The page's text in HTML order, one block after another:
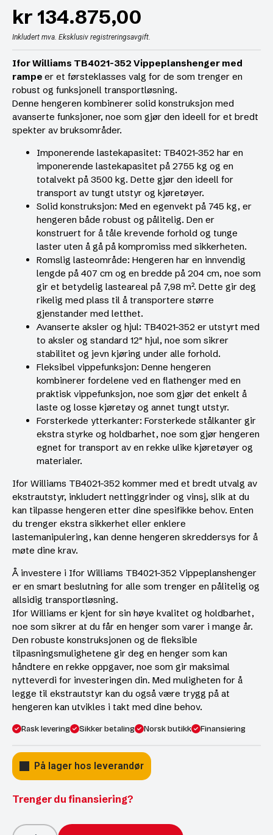
kr 134.875,00
Inkludert mva. Eksklusiv registreringsavgift.
Ifor Williams TB4021-352 Vippeplanshenger med
rampe er et førsteklasses valg for de som trenger en
robust og funksjonell transportløsning.
Denne hengeren kombinerer solid konstruksjon med
avanserte funksjoner, noe som gjør den ideell for et bredt
spekter av bruksområder.
Imponerende lastekapasitet: TB4021-352 har en
imponerende lastekapasitet på 2755 kg og en
totalvekt på 3500 kg. Dette gjør den ideell for
transport av tungt utstyr og kjøretøyer.
Solid konstruksjon: Med en egenvekt på 745 kg, er
hengeren både robust og pålitelig. Den er
konstruert for å tåle krevende forhold og tunge
laster uten å gå på kompromiss med sikkerheten.
Romslig lasteområde: Hengeren har en innvendig
lengde på 407 cm og en bredde på 204 cm, noe som
gir et betydelig lasteareal på 7,98 m². Dette gir deg
rikelig med plass til å transportere større
gjenstander med letthet.
Avanserte aksler og hjul: TB4021-352 er utstyrt med
to aksler og standard 12″ hjul, noe som sikrer
stabilitet og jevn kjøring under alle forhold.
Fleksibel vippefunksjon: Denne hengeren
kombinerer fordelene ved en flathenger med en
praktisk vippefunksjon, noe som gjør det enkelt å
laste og losse kjøretøy og annet tungt utstyr.
Forsterkede ytterkanter: Forsterkede stålkanter gir
ekstra styrke og holdbarhet, noe som gjør hengeren
egnet for transport av en rekke ulike kjøretøyer og
materialer.
Ifor Williams TB4021-352 kommer med et bredt utvalg av
ekstrautstyr, inkludert nettinggrinder og vinsj, slik at du
kan tilpasse hengeren etter dine spesifikke behov. Enten
du trenger ekstra sikkerhet eller enklere
lastemanipulering, kan denne hengeren skreddersys for å
møte dine krav.
Å investere i Ifor Williams TB4021-352 Vippeplanshenger
er en smart beslutning for alle som trenger en pålitelig og
allsidig transportløsning.
Ifor Williams er kjent for sin høye kvalitet og holdbarhet,
noe som sikrer at du får en henger som varer i mange år.
Den robuste konstruksjonen og de fleksible
tilpasningsmulighetene gir deg en henger som kan
håndtere en rekke oppgaver, noe som gir maksimal
nytteverdi for investeringen din. Med muligheten for å
legge til ekstrautstyr kan du også være trygg på at
hengeren kan utvikles i takt med dine behov.
Rask levering Sikker betaling Norsk butikk Finansiering
På lager hos leverandør
Trenger du finansiering?
Ifor